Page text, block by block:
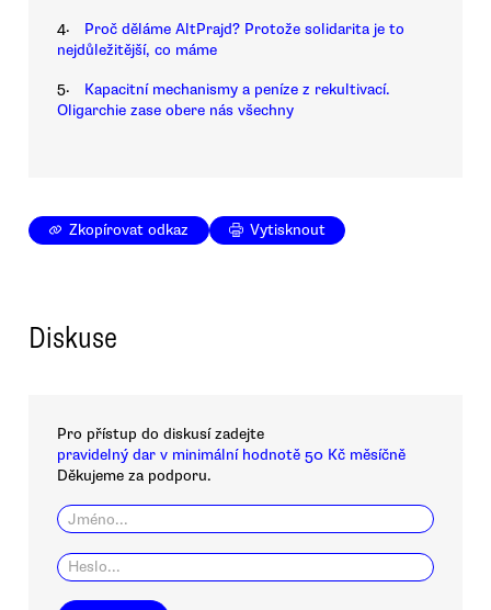
4.
Proč děláme AltPrajd? Protože solidarita je to
nejdůležitější, co máme
5.
Kapacitní mechanismy a peníze z rekultivací.
Oligarchie zase obere nás všechny
Zkopírovat odkaz Vytisknout
Diskuse
Pro přístup do diskusí zadejte
pravidelný dar v minimální hodnotě 50 Kč měsíčně
Děkujeme za podporu.